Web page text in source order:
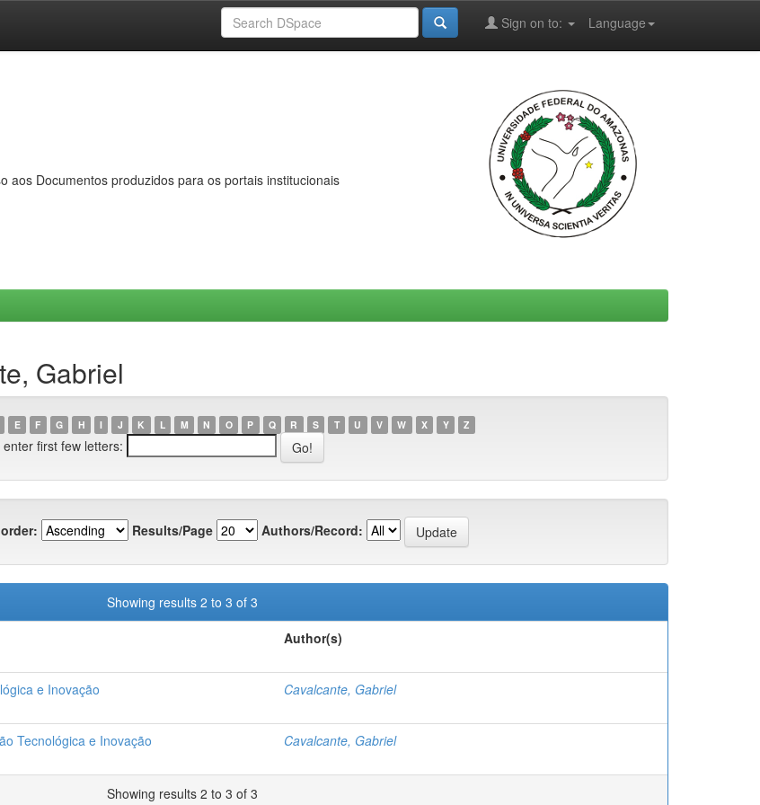
Language
Sign on to:
aos Documentos produzidos para os portais institucionais
Gabriel
E F G H I J K L M N O P Q R S T U V W X Y Z
enter first few letters:
Results/Page Authors/Record:
Showing results 2 to 3 of 3
Author(s)
e Inovação Cavalcante, Gabriel
Tecnológica e Inovação Cavalcante, Gabriel
Showing results 2 to 3 of 3